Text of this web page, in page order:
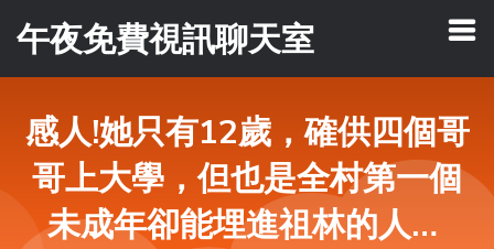
午夜免費視訊聊天室
感人!她只有12歲，確供四個哥
哥上大學，但也是全村第一個
未成年卻能埋進祖林的人… 